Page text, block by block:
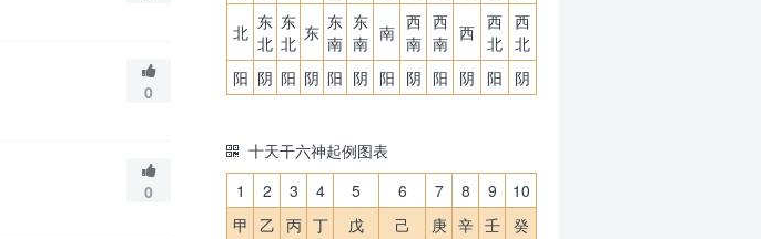
0
0
北 东
北
东
北 东 东
南
东
南 南 西
南
西
南 西 西
北
西
北
阳 阴 阳 阴 阳 阴 阳 阴 阳 阴 阳 阴
十天干六神起例图表
1 2 3 4 5 6 7 8 9
10
甲 乙 丙 丁 戊 己 庚 辛 壬
癸